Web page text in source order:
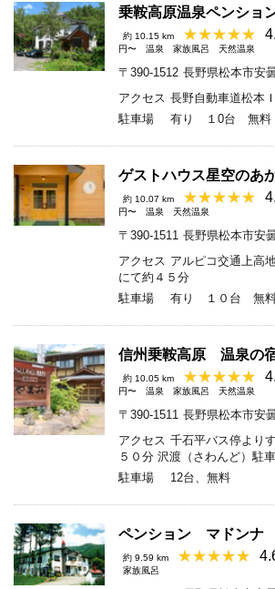
乗鞍高原温泉ペンショ
約 10.15 km
円〜
温泉 家族風呂 天然温泉
〒390-1512 長野県松本市安
アクセス 長野自動車道松本
駐車場
有り １0台 無料
ゲストハウス星空のあ
約 10.07 km
円〜
温泉 天然温泉
〒390-1511 長野県松本市安
アクセス アルピコ交通上高
にて約４５分
駐車場
有り １０台 無
信州乗鞍高原 温泉の
約 10.05 km
円〜
温泉 家族風呂 天然温泉
〒390-1511 長野県松本市安
アクセス 千石平バス停より
５０分 沢渡（さわんど）駐
駐車場
12台、無料
ペンション マドンナ
約 9.59 km
家族風呂